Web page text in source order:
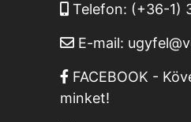
Telefon: (+36-1)
E-mail:
FACEBOOK -
minket!